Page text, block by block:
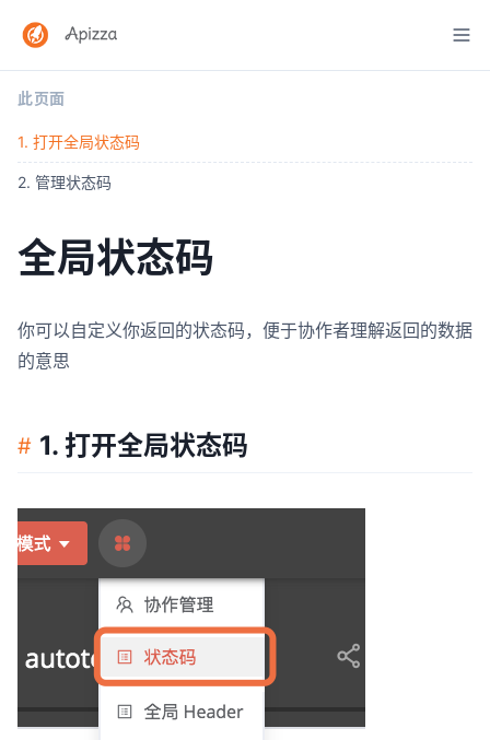
全局状态码
你可以自定义你返回的状态码，便于协作者理解返回的数据
的意思
1. 打开全局状态码
此页面
1. 打开全局状态码
2. 管理状态码